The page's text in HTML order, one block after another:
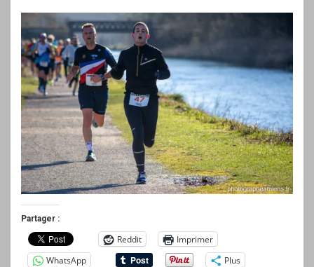
Partager :
Reddit
Imprimer
WhatsApp
Plus